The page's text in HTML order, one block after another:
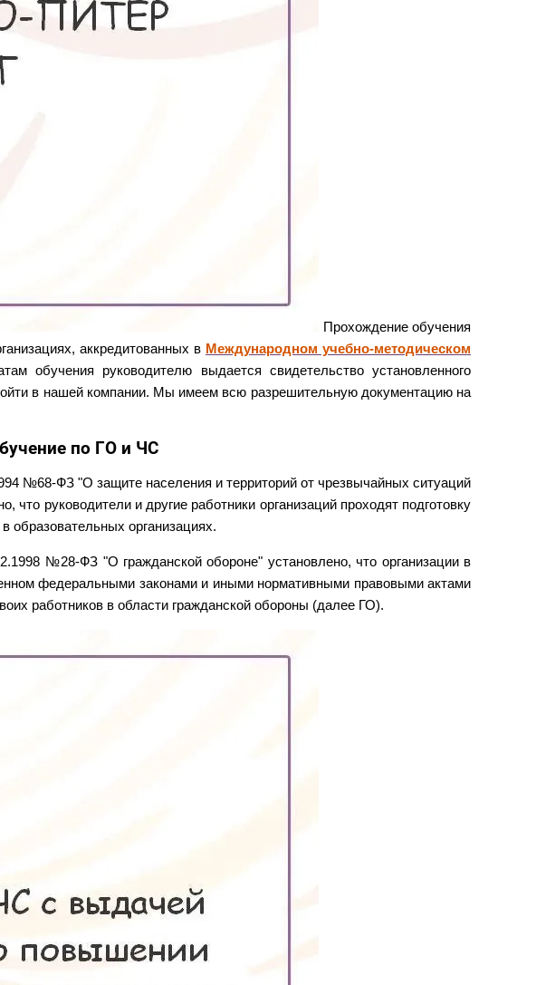
Прохождение обучения
аккредитованных в Международном учебно-методическом
обучения руководителю выдается свидетельство установленного
в нашей компании. Мы имеем всю разрешительную документацию на
по ГО и ЧС
№68-ФЗ "О защите населения и территорий от чрезвычайных ситуаций
что руководители и другие работники организаций проходят подготовку
образовательных организациях.
№28-ФЗ "О гражданской обороне" установлено, что организации в
федеральными законами и иными нормативными правовыми актами
работников в области гражданской обороны (далее ГО).